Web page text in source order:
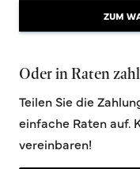
ZUM
Oder in Raten
Teilen Sie die
einfache Raten auf.
vereinbaren!